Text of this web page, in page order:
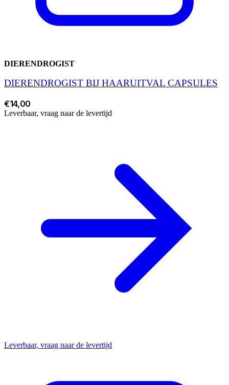
DIERENDROGIST
DIERENDROGIST BIJ HAARUITVAL CAPSULES
€14,00
Leverbaar, vraag naar de levertijd
Leverbaar, vraag naar de levertijd